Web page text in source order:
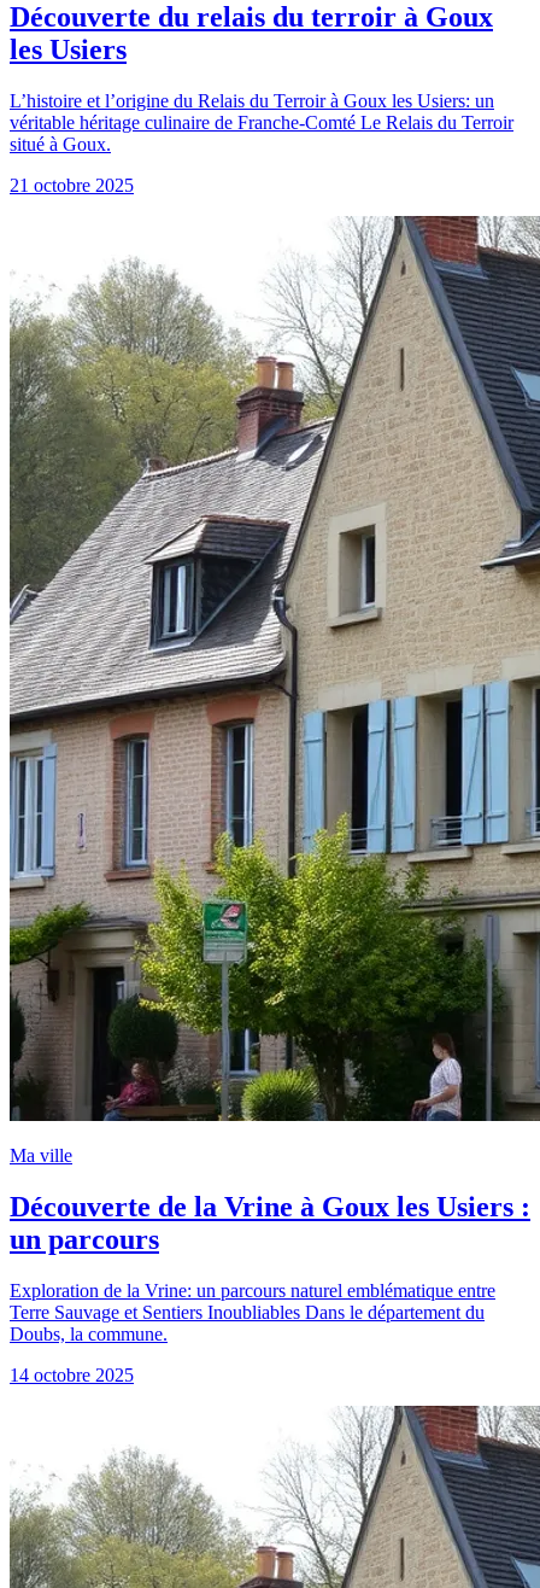
Découverte du relais du terroir à Goux
les Usiers
L’histoire et l’origine du Relais du Terroir à Goux les Usiers: un
véritable héritage culinaire de Franche-Comté Le Relais du Terroir
situé à Goux.
21 octobre 2025
Ma ville
Découverte de la Vrine à Goux les Usiers :
un parcours
Exploration de la Vrine: un parcours naturel emblématique entre
Terre Sauvage et Sentiers Inoubliables Dans le département du
Doubs, la commune.
14 octobre 2025